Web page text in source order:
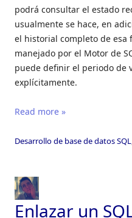
podrá consultar el estado
usualmente se hace, en
el historial completo de esa
manejado por el Motor de
puede definir el periodo de
explícitamente.
Read more »
Desarrollo de base de datos SQL
Enlazar un